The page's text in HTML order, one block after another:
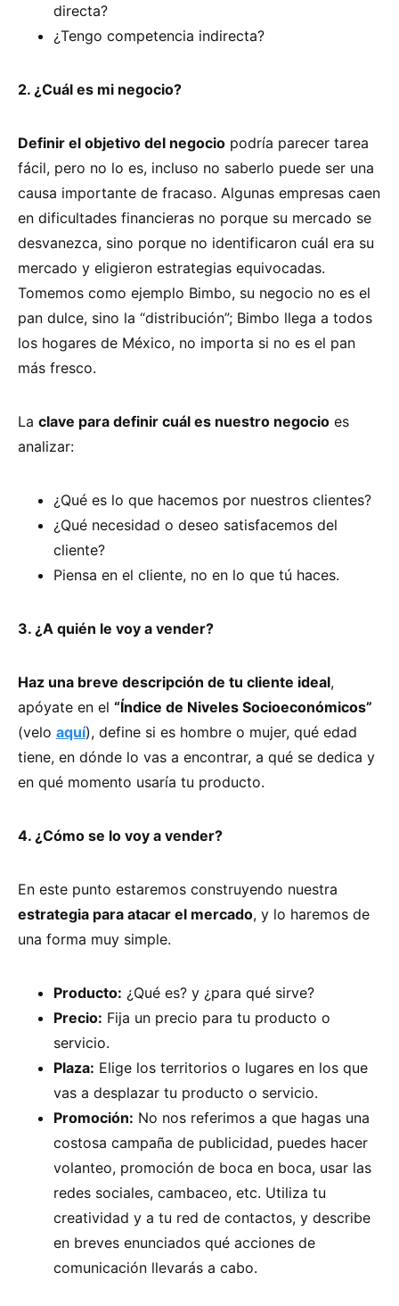
directa?
¿Tengo competencia indirecta?
2. ¿Cuál es mi negocio?
Definir el objetivo del negocio podría parecer tarea
fácil, pero no lo es, incluso no saberlo puede ser una
causa importante de fracaso. Algunas empresas caen
en dificultades financieras no porque su mercado se
desvanezca, sino porque no identificaron cuál era su
mercado y eligieron estrategias equivocadas.
Tomemos como ejemplo Bimbo, su negocio no es el
pan dulce, sino la “distribución”; Bimbo llega a todos
los hogares de México, no importa si no es el pan
más fresco.
La clave para definir cuál es nuestro negocio es
analizar:
¿Qué es lo que hacemos por nuestros clientes?
¿Qué necesidad o deseo satisfacemos del
cliente?
Piensa en el cliente, no en lo que tú haces.
3. ¿A quién le voy a vender?
Haz una breve descripción de tu cliente ideal,
apóyate en el “Índice de Niveles Socioeconómicos”
(velo aquí), define si es hombre o mujer, qué edad
tiene, en dónde lo vas a encontrar, a qué se dedica y
en qué momento usaría tu producto.
4. ¿Cómo se lo voy a vender?
En este punto estaremos construyendo nuestra
estrategia para atacar el mercado, y lo haremos de
una forma muy simple.
Producto: ¿Qué es? y ¿para qué sirve?
Precio: Fija un precio para tu producto o
servicio.
Plaza: Elige los territorios o lugares en los que
vas a desplazar tu producto o servicio.
Promoción: No nos referimos a que hagas una
costosa campaña de publicidad, puedes hacer
volanteo, promoción de boca en boca, usar las
redes sociales, cambaceo, etc. Utiliza tu
creatividad y a tu red de contactos, y describe
en breves enunciados qué acciones de
comunicación llevarás a cabo.